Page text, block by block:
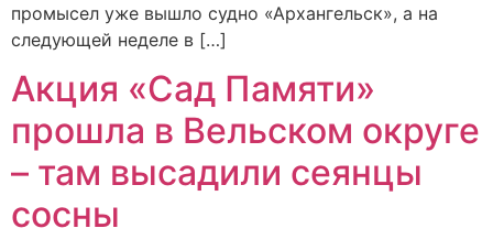
промысел уже вышло судно «Архангельск», а на
следующей неделе в […]
Акция «Сад Памяти»
прошла в Вельском округе
– там высадили сеянцы
сосны